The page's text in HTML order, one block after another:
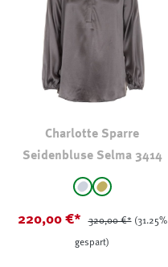
Charlotte Sparre
Seidenbluse Selma 3414
auswählen
GrauKhaki
220,00 €* 320,00 €* (31.25%
gespart)